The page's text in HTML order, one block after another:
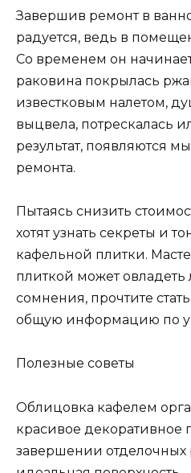
Завершив ремонт в
радуется, ведь в
Со временем он начинает
раковина покрылась
известковым налетом,
выцвела, потрескалась
результат, появляются
ремонта.
Пытаясь снизить
хотят узнать секреты и
кафельной плитки.
плиткой может овладеть
сомнения, прочтите
общую информацию по
Полезные советы
Облицовка кафелем
красивое декоративное
завершении отделочных